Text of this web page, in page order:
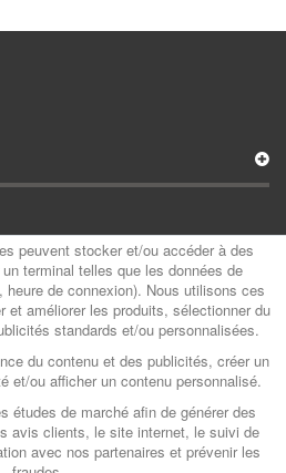
peuvent stocker et/ou accéder à des
terminal telles que les données de
de connexion). Nous utilisons ces
et améliorer les produits, sélectionner du
standards et/ou personnalisées.
du contenu et des publicités, créer un
et/ou afficher un contenu personnalisé.
études de marché afin de générer des
avis clients, le site internet, le suivi de
avec nos partenaires et prévenir les